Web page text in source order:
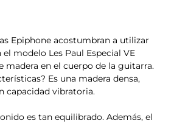
Epiphone acostumbran a utilizar
el modelo Les Paul Especial VE
madera en el cuerpo de la guitarra.
Es una madera densa,
capacidad vibratoria.
es tan equilibrado. Además, el